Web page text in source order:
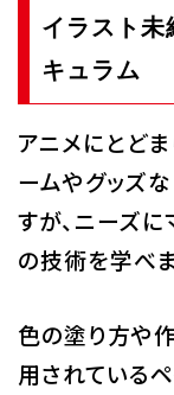
イラスト未
キュラム
アニメにとど
ームやグッズ
すが、ニーズ
の技術を学べま
色の塗り方や
用されている